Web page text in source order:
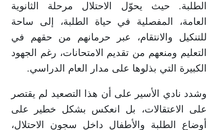
الطلبة. حيث يحوّل الاحتلال مرحلة الثانوية
العامة، المفصلية في حياة الطلبة، إلى ساحة
للتنكيل والانتقام، عبر حرمانهم من حقهم في
التعليم ومنعهم من تقديم الامتحانات، رغم الجهود
الكبيرة التي بذلوها على مدار العام الدراسي.
وشدد نادي الأسير على أن هذا التصعيد لم يقتصر
على الاعتقالات، بل انعكس بشكل خطير على
أوضاع الطلبة والأطفال داخل سجون الاحتلال،